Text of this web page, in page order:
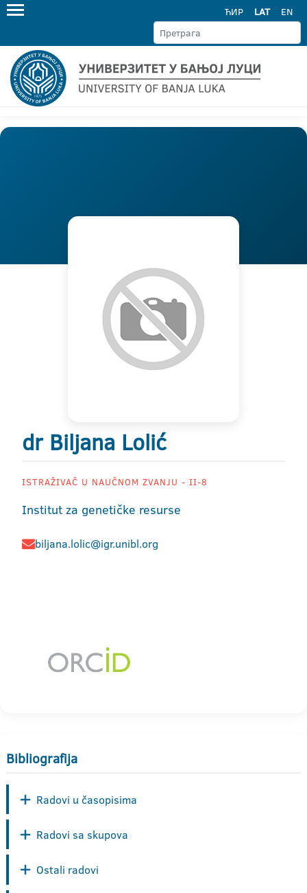
ЋИР LAT EN
dr Biljana Lolić
ISTRAŽIVAČ U NAUČNOM ZVANJU - II-8
Institut za genetičke resurse
biljana.lolic@igr.unibl.org
Bibliografija
Radovi u časopisima
Radovi sa skupova
Ostali radovi